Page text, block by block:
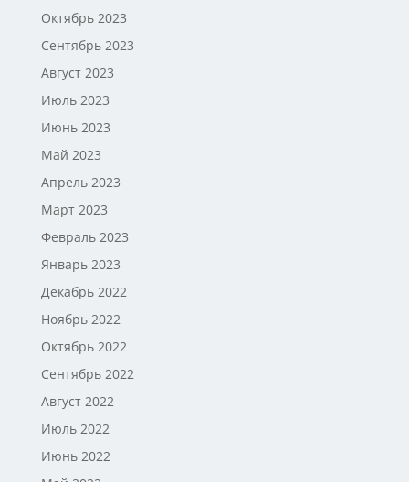
Октябрь 2023
Сентябрь 2023
Август 2023
Июль 2023
Июнь 2023
Май 2023
Апрель 2023
Март 2023
Февраль 2023
Январь 2023
Декабрь 2022
Ноябрь 2022
Октябрь 2022
Сентябрь 2022
Август 2022
Июль 2022
Июнь 2022